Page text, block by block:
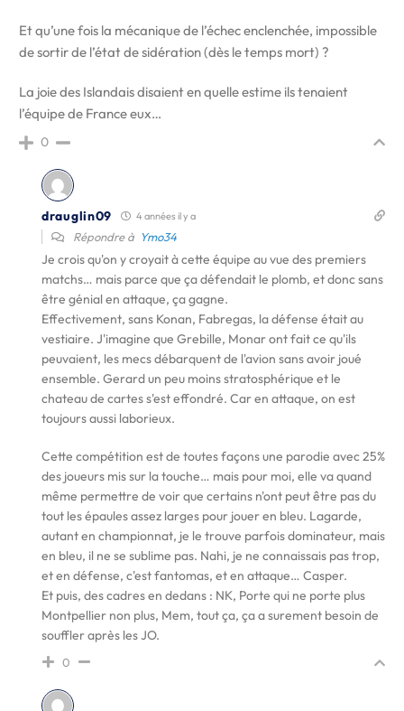
Et qu’une fois la mécanique de l’échec enclenchée, impossible
de sortir de l’état de sidération (dès le temps mort) ?
La joie des Islandais disaient en quelle estime ils tenaient
l’équipe de France eux…
0
drauglin09 4 années il y a
Répondre à Ymo34
Je crois qu'on y croyait à cette équipe au vue des premiers
matchs… mais parce que ça défendait le plomb, et donc sans
être génial en attaque, ça gagne.
Effectivement, sans Konan, Fabregas, la défense était au
vestiaire. J'imagine que Grebille, Monar ont fait ce qu'ils
peuvaient, les mecs débarquent de l'avion sans avoir joué
ensemble. Gerard un peu moins stratosphérique et le
chateau de cartes s'est effondré. Car en attaque, on est
toujours aussi laborieux.
Cette compétition est de toutes façons une parodie avec 25%
des joueurs mis sur la touche… mais pour moi, elle va quand
même permettre de voir que certains n'ont peut être pas du
tout les épaules assez larges pour jouer en bleu. Lagarde,
autant en championnat, je le trouve parfois dominateur, mais
en bleu, il ne se sublime pas. Nahi, je ne connaissais pas trop,
et en défense, c'est fantomas, et en attaque… Casper.
Et puis, des cadres en dedans : NK, Porte qui ne porte plus
Montpellier non plus, Mem, tout ça, ça a surement besoin de
souffler après les JO.
0